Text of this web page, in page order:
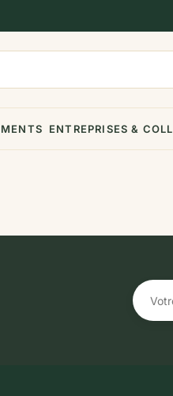
ENTREPRISES &